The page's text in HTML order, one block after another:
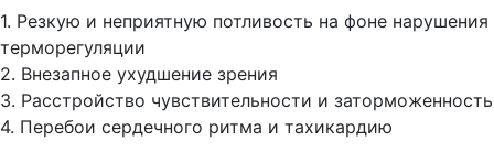
1. Резкую и неприятную потливость на фоне нарушения
терморегуляции
2. Внезапное ухудшение зрения
3. Расстройство чувствительности и заторможенность
4. Перебои сердечного ритма и тахикардию